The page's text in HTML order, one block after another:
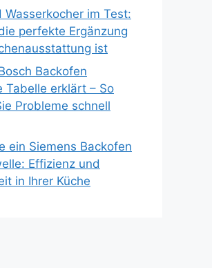
Wasserkocher im Test:
perfekte Ergänzung
ist
Backofen
Tabelle erklärt – So
Probleme schnell
ein Siemens Backofen
Effizienz und
in Ihrer Küche